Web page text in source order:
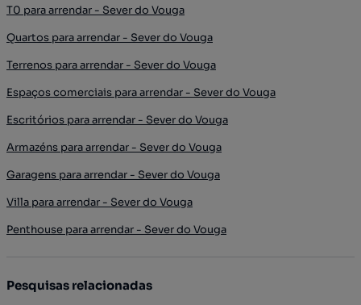
T0 para arrendar - Sever do Vouga
Quartos para arrendar - Sever do Vouga
Terrenos para arrendar - Sever do Vouga
Espaços comerciais para arrendar - Sever do Vouga
Escritórios para arrendar - Sever do Vouga
Armazéns para arrendar - Sever do Vouga
Garagens para arrendar - Sever do Vouga
Villa para arrendar - Sever do Vouga
Penthouse para arrendar - Sever do Vouga
Pesquisas relacionadas